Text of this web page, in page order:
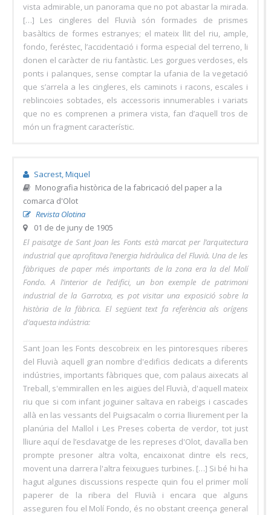
vista admirable, un panorama que no pot abastar la mirada.
[…] Les cingleres del Fluvià són formades de prismes
basàltics de formes estranyes; el mateix llit del riu, ample,
fondo, feréstec, l’accidentació i forma especial del terreno, li
donen el caràcter de riu fantàstic. Les gorgues verdoses, els
ponts i palanques, sense comptar la ufania de la vegetació
que s’arrela a les cingleres, els caminots i racons, escales i
reblincoies sobtades, els accessoris innumerables i variats
que no es comprenen a primera vista, fan d’aquell tros de
món un fragment característic.
Sacrest, Miquel
Monografia històrica de la fabricació del paper a la
comarca d'Olot
Revista Olotina
01 de de juny de 1905
El paisatge de Sant Joan les Fonts està marcat per l’arquitectura
industrial que aprofitava l’energia hidràulica del Fluvià. Una de les
fàbriques de paper més importants de la zona era la del Molí
Fondo. A l’interior de l’edifici, un bon exemple de patrimoni
industrial de la Garrotxa, es pot visitar una exposició sobre la
història de la fàbrica. El següent text fa referència als orígens
d’aquesta indústria:
Sant Joan les Fonts descobreix en les pintoresques riberes
del Fluvià aquell gran nombre d'edificis dedicats a diferents
indústries, importants fàbriques que, com palaus aixecats al
Treball, s'emmirallen en les aigües del Fluvià, d'aquell mateix
riu que si com infant joguiner saltava en rabeigs i cascades
allà en las vessants del Puigsacalm o corria lliurement per la
planúria del Mallol i Les Preses coberta de verdor, tot just
lliure aquí de l’esclavatge de les represes d'Olot, davalla ben
prompte presoner altra volta, encaixonat dintre els recs,
movent una darrera l'altra feixugues turbines. […] Si bé hi ha
hagut algunes discussions respecte quin fou el primer molí
paperer de la ribera del Fluvià i encara que alguns
asseguren fou el Molí Fondo, és no obstant creença general